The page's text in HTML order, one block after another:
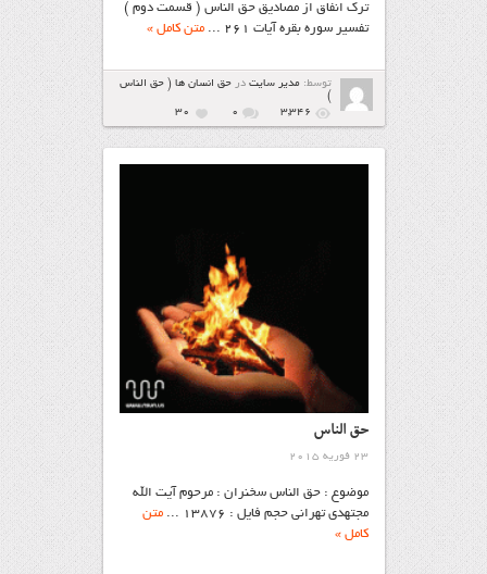
ترک انفاق از مصادیق حق الناس ( قسمت دوم )
تفسیر سوره بقره آیات ۲۶۱ ...
متن کامل »
توسط: مدیر سایتدرحق انسان ها ( حق الناس
)
3,346
۰ 30
حق الناس
23 فوریه 2015
موضوع : حق الناس سخنران : مرحوم آیت الله
مجتهدی تهرانی حجم فایل : ۱۳۸۷۶ ...
متن
کامل »